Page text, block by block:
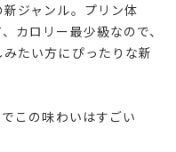
ジャンル。プリン体
カロリー最少級なので、
たい方にぴったりな新
この味わいはすごい